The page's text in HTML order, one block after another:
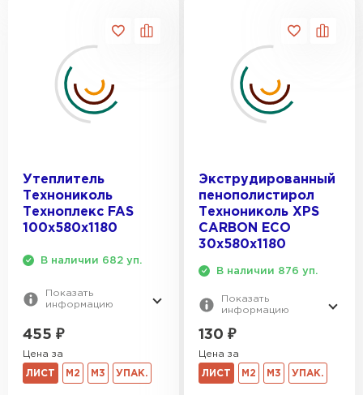
Утеплитель
Технониколь
Техноплекс FAS
100х580х1180
В наличии 682 уп.
Показать
информацию
455 ₽
Цена за
ЛИСТ М2 М3 УПАК.
Экструдированный
пенополистирол
Технониколь XPS
CARBON ECO
30х580х1180
В наличии 876 уп.
Показать
информацию
130 ₽
Цена за
ЛИСТ М2 М3 УПАК.